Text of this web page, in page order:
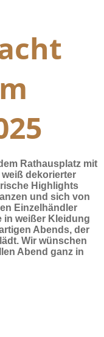
Rathausplatz mit
dekorierter
Highlights
und sich von
Einzelhändler
in weißer Kleidung
Abends, der
Wir wünschen
Abend ganz in